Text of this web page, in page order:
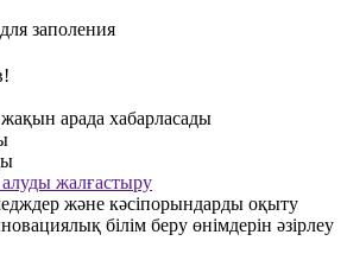
заполения
жақын арада хабарласады
жалғастыру
және кәсіпорындарды оқыту
білім беру өнімдерін әзірлеу